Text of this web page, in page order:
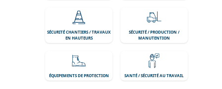
SÉCURITÉ CHANTIERS / TRAVAUX
EN HAUTEURS
SÉCURITÉ / PRODUCTION /
MANUTENTION
ÉQUIPEMENTS DE PROTECTION SANTÉ / SÉCURITÉ AU TRAVAIL